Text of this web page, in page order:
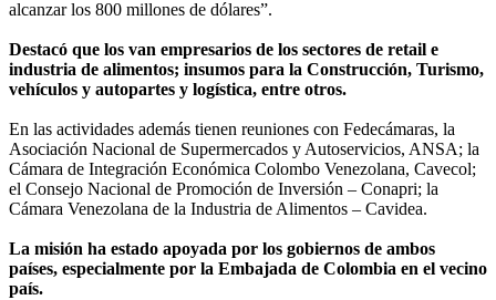
alcanzar los 800 millones de dólares”.
Destacó que los van empresarios de los sectores de retail e
industria de alimentos; insumos para la Construcción, Turismo,
vehículos y autopartes y logística, entre otros.
En las actividades además tienen reuniones con Fedecámaras, la
Asociación Nacional de Supermercados y Autoservicios, ANSA; la
Cámara de Integración Económica Colombo Venezolana, Cavecol;
el Consejo Nacional de Promoción de Inversión – Conapri; la
Cámara Venezolana de la Industria de Alimentos – Cavidea.
La misión ha estado apoyada por los gobiernos de ambos
países, especialmente por la Embajada de Colombia en el vecino
país.